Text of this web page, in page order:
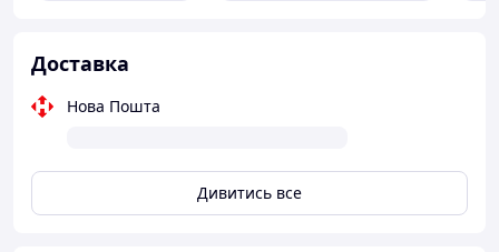
вага 85 кг,
Створено компанією FINI (Італія)
Доставка
Нова Пошта
Дивитись все